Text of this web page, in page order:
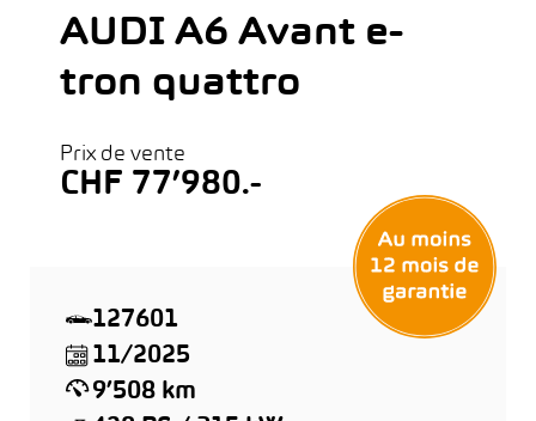
AUDI A6 Avant e-
tron quattro
Prix de vente
CHF 77’980.-
127601
11/2025
9’508 km